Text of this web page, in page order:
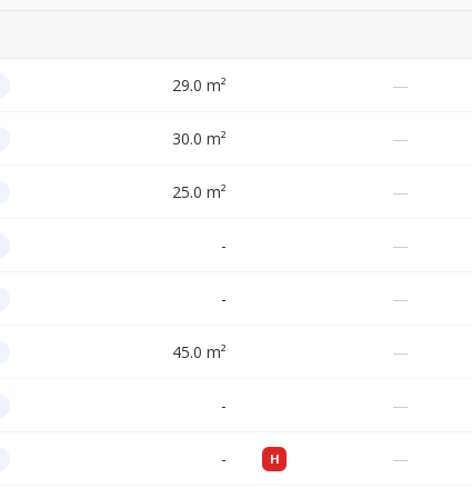
29.0 m² —
30.0 m² —
25.0 m² —
- —
- —
45.0 m² —
- —
- H —